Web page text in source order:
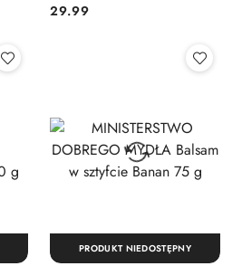
Cena:
29.99
PRODUKT NIEDOSTĘPNY